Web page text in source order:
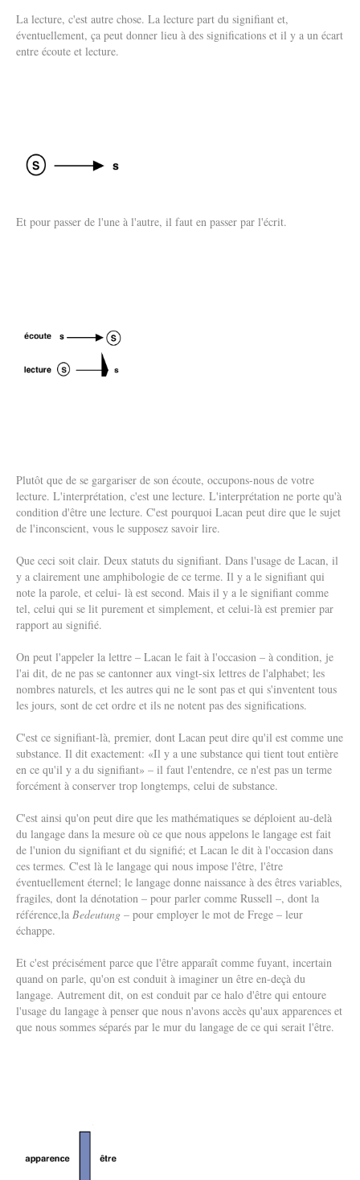
La lecture, c'est autre chose. La lecture part du signifiant et,
éventuellement, ça peut donner lieu à des significations et il y a un écart
entre écoute et lecture.
Et pour passer de l'une à l'autre, il faut en passer par l'écrit.
Plutôt que de se gargariser de son écoute, occupons-nous de votre
lecture. L'interprétation, c'est une lecture. L'interprétation ne porte qu'à
condition d'être une lecture. C'est pourquoi Lacan peut dire que le sujet
de l'inconscient, vous le supposez savoir lire.
Que ceci soit clair. Deux statuts du signifiant. Dans l'usage de Lacan, il
y a clairement une amphibologie de ce terme. Il y a le signifiant qui
note la parole, et celui- là est second. Mais il y a le signifiant comme
tel, celui qui se lit purement et simplement, et celui-là est premier par
rapport au signifié.
On peut l'appeler la lettre – Lacan le fait à l'occasion – à condition, je
l'ai dit, de ne pas se cantonner aux vingt-six lettres de l'alphabet; les
nombres naturels, et les autres qui ne le sont pas et qui s'inventent tous
les jours, sont de cet ordre et ils ne notent pas des significations.
C'est ce signifiant-là, premier, dont Lacan peut dire qu'il est comme une
substance. Il dit exactement: «Il y a une substance qui tient tout entière
en ce qu'il y a du signifiant» – il faut l'entendre, ce n'est pas un terme
forcément à conserver trop longtemps, celui de substance.
C'est ainsi qu'on peut dire que les mathématiques se déploient au-delà
du langage dans la mesure où ce que nous appelons le langage est fait
de l'union du signifiant et du signifié; et Lacan le dit à l'occasion dans
ces termes. C'est là le langage qui nous impose l'être, l'être
éventuellement éternel; le langage donne naissance à des êtres variables,
fragiles, dont la dénotation ­– pour parler comme Russell –, dont la
référence,la Bedeutung – pour employer le mot de Frege – leur
échappe.
Et c'est précisément parce que l'être apparaît comme fuyant, incertain
quand on parle, qu'on est conduit à imaginer un être en-deçà du
langage. Autrement dit, on est conduit par ce halo d'être qui entoure
l'usage du langage à penser que nous n'avons accès qu'aux apparences et
que nous sommes séparés par le mur du langage de ce qui serait l'être.